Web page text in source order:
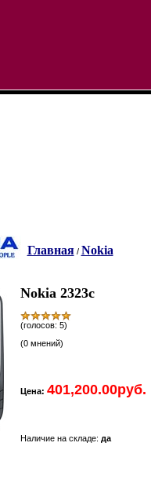
Главная/ Nokia
Nokia 2323c
(голосов: 5)
(0 мнений)
Цена: 401,200.00руб.
Наличие на складе: да